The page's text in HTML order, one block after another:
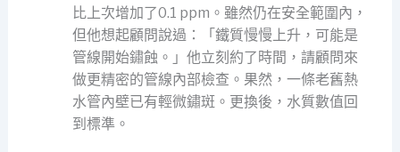
比上次增加了0.1 ppm。雖然仍在安全範圍內，
但他想起顧問說過：「鐵質慢慢上升，可能是
管線開始鏽蝕。」他立刻約了時間，請顧問來
做更精密的管線內部檢查。果然，一條老舊熱
水管內壁已有輕微鏽斑。更換後，水質數值回
到標準。